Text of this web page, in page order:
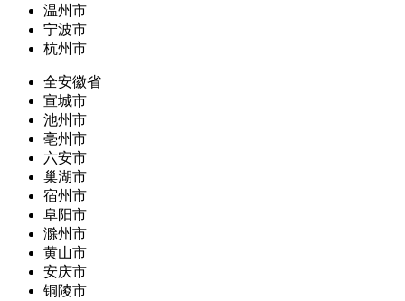
温州市
宁波市
杭州市
全安徽省
宣城市
池州市
亳州市
六安市
巢湖市
宿州市
阜阳市
滁州市
黄山市
安庆市
铜陵市